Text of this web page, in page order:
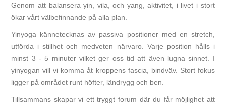
Genom att balansera yin, vila, och yang, aktivitet, i livet i stort
ökar vårt välbefinnande på alla plan.
Yinyoga kännetecknas av passiva positioner med en stretch,
utförda i stillhet och medveten närvaro. Varje position hålls i
minst 3 - 5 minuter vilket ger oss tid att även lugna sinnet. I
yinyogan vill vi komma åt kroppens fascia, bindväv. Stort fokus
ligger på området runt höfter, ländrygg och ben.
Tillsammans skapar vi ett tryggt forum där du får möjlighet att